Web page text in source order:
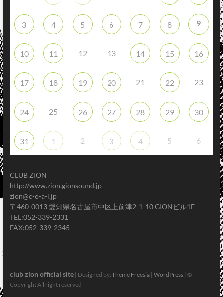
3 4 5 6 7 8 9
10 11 12 13 14 15 16
17 18 19 20 21 22 23
24 25 26 27 28 29 30
31 1 2 3 4 5 6
CLUB ZION
http://www.zion.gionsound.jp
zion@c-o-a-l.jp
〒460-0013 愛知県名古屋市中区上前津2-1-10 GIONビル1F
TEL:052-339-2331
FAX:052-339-2345
club zion official site| Designed by: Theme Freesia| WordPress| ©
Copyright All right reserved